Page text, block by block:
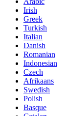
Irish
Greek
Turkish
Italian
Danish
Romanian
Indonesian
Czech
Afrikaans
Swedish
Polish
Basque